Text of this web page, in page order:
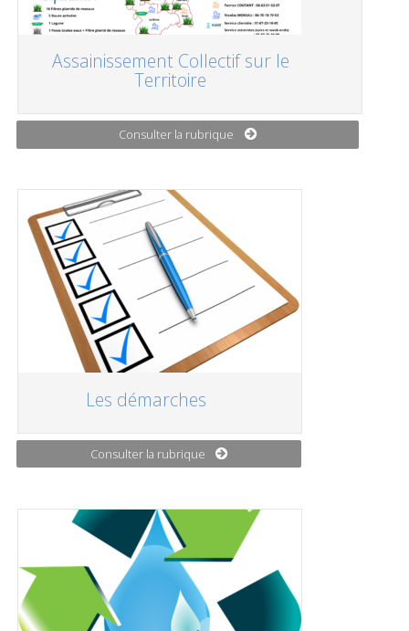
Assainissement Collectif sur le
Territoire
Consulter la rubrique
Les démarches
Consulter la rubrique